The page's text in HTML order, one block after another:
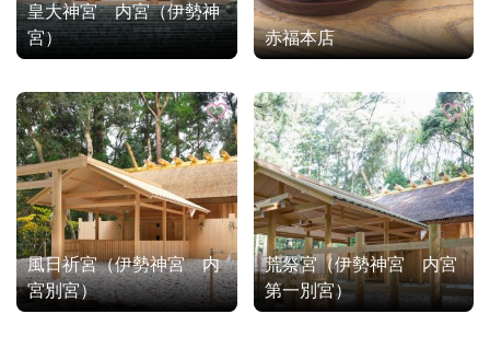
皇大神宮 内宮（伊勢神
宮）
赤福本店
風日祈宮（伊勢神宮 内
宮別宮）
荒祭宮（伊勢神宮 内宮
第一別宮）